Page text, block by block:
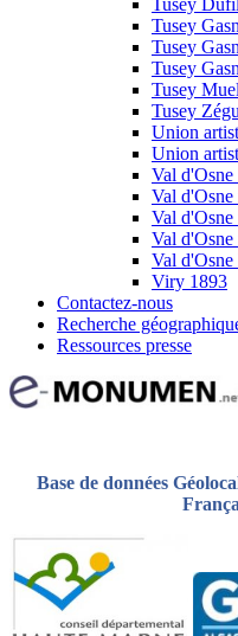
Tusey
Tusey
Tusey
Tusey
Tusey
Union
Union
Val
Val d'Osne
Val d'Osne
Val d'Osne
Val d'Osne
Viry 1893
Contactez-nous
Recherche
Ressources presse
Base de données